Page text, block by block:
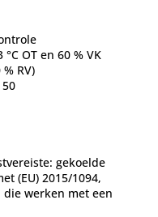
OT en 60 % VK
RV)
gekoelde
(EU) 2015/1094,
werken met een